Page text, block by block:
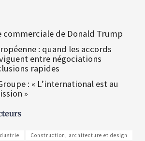
de Donald Trump
: quand les accords
entre négociations
rapides
: « L’international est au
»
Construction, architecture et design